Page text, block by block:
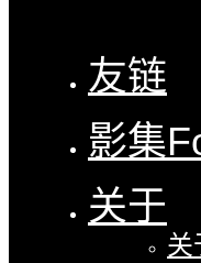
友链
影集
关于
关